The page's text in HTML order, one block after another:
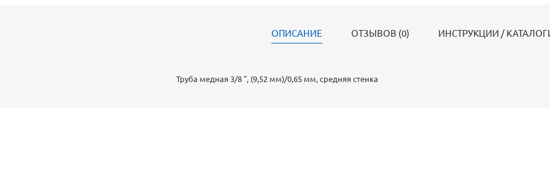
ОПИСАНИЕ ОТЗЫВОВ (0) ИНСТРУКЦИИ /
Труба медная 3/8 ", (9,52 мм)/0,65 мм, средняя стенка